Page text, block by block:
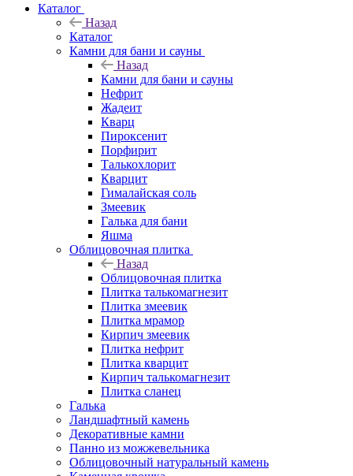
Каталог
Назад
Каталог
Камни для бани и сауны
Назад
Камни для бани и сауны
Нефрит
Жадеит
Кварц
Пироксенит
Порфирит
Талькохлорит
Кварцит
Гималайская соль
Змеевик
Галька для бани
Яшма
Облицовочная плитка
Назад
Облицовочная плитка
Плитка талькомагнезит
Плитка змеевик
Плитка мрамор
Кирпич змеевик
Плитка нефрит
Плитка кварцит
Кирпич талькомагнезит
Плитка сланец
Галька
Ландшафтный камень
Декоративные камни
Панно из можжевельника
Облицовочный натуральный камень